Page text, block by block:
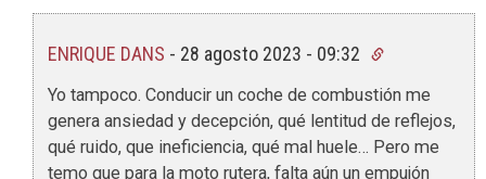
ENRIQUE DANS - 28 agosto 2023 - 09:32
Yo tampoco. Conducir un coche de combustión me
genera ansiedad y decepción, qué lentitud de reflejos,
qué ruido, que ineficiencia, qué mal huele… Pero me
temo que para la moto rutera, falta aún un empujón